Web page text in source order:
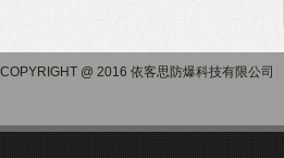
COPYRIGHT @ 2016 依客思防爆科技有限公司